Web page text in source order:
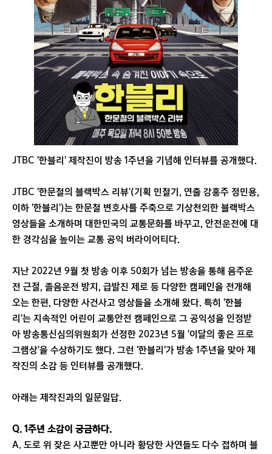
JTBC '한블리' 제작진이 방송 1주년을 기념해 인터뷰를 공개했다.
JTBC '한문철의 블랙박스 리뷰'(기획 민철기, 연출 강홍주 정민용,
이하 '한블리')는 한문철 변호사를 주축으로 기상천외한 블랙박스
영상들을 소개하며 대한민국의 교통문화를 바꾸고, 안전운전에 대
한 경각심을 높이는 교통 공익 버라이어티다.
지난 2022년 9월 첫 방송 이후 50회가 넘는 방송을 통해 음주운
전 근절, 졸음운전 방지, 급발진 제로 등 다양한 캠페인을 전개해
오는 한편, 다양한 사건사고 영상들을 소개해 왔다. 특히 '한블
리'는 지속적인 어린이 교통안전 캠페인으로 그 공익성을 인정받
아 방송통신심의위원회가 선정한 2023년 5월 '이달의 좋은 프로
그램상'을 수상하기도 했다. 그런 '한블리'가 방송 1주년을 맞아 제
작진의 소감 등 인터뷰를 공개했다.
아래는 제작진과의 일문일답.
Q. 1주년 소감이 궁금하다.
A. 도로 위 잦은 사고뿐만 아니라 황당한 사연들도 다수 접하며 블